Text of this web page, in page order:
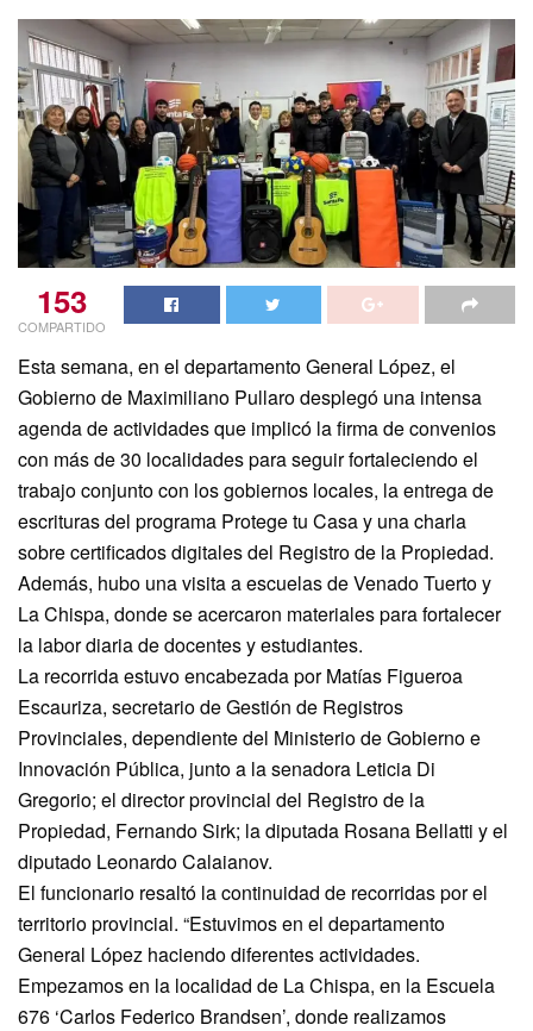
153
COMPARTIDO
Esta semana, en el departamento General López, el
Gobierno de Maximiliano Pullaro desplegó una intensa
agenda de actividades que implicó la firma de convenios
con más de 30 localidades para seguir fortaleciendo el
trabajo conjunto con los gobiernos locales, la entrega de
escrituras del programa Protege tu Casa y una charla
sobre certificados digitales del Registro de la Propiedad.
Además, hubo una visita a escuelas de Venado Tuerto y
La Chispa, donde se acercaron materiales para fortalecer
la labor diaria de docentes y estudiantes.
La recorrida estuvo encabezada por Matías Figueroa
Escauriza, secretario de Gestión de Registros
Provinciales, dependiente del Ministerio de Gobierno e
Innovación Pública, junto a la senadora Leticia Di
Gregorio; el director provincial del Registro de la
Propiedad, Fernando Sirk; la diputada Rosana Bellatti y el
diputado Leonardo Calaianov.
El funcionario resaltó la continuidad de recorridas por el
territorio provincial. “Estuvimos en el departamento
General López haciendo diferentes actividades.
Empezamos en la localidad de La Chispa, en la Escuela
676 ‘Carlos Federico Brandsen’, donde realizamos